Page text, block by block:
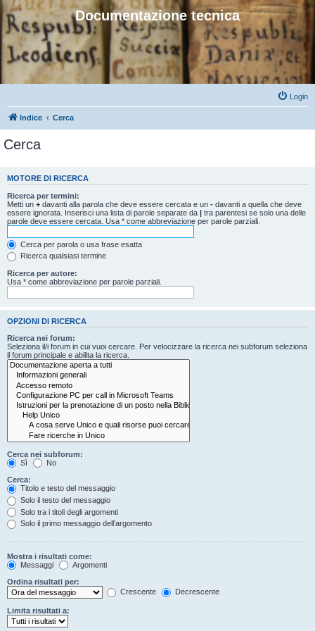
Documentazione tecnica
Login
Indice Cerca
Cerca
MOTORE DI RICERCA
Ricerca per termini:
Metti un + davanti alla parola che deve essere cercata e un - davanti a quella che deve
essere ignorata. Inserisci una lista di parole separate da | tra parentesi se solo una delle
parole deve essere cercata. Usa * come abbreviazione per parole parziali.
Cerca per parola o usa frase esatta
Ricerca qualsiasi termine
Ricerca per autore:
Usa * come abbreviazione per parole parziali.
OPZIONI DI RICERCA
Ricerca nei forum:
Seleziona il/i forum in cui vuoi cercare. Per velocizzare la ricerca nei subforum seleziona
il forum principale e abilita la ricerca.
Cerca nei subforum:
Sì
No
Cerca:
Titolo e testo del messaggio
Solo il testo del messaggio
Solo tra i titoli degli argomenti
Solo il primo messaggio dell’argomento
Mostra i risultati come:
Messaggi
Argomenti
Ordina risultati per:
Crescente
Decrescente
Limita risultati a: